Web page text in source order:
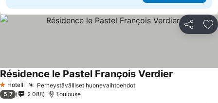
Jaa
1 Tähtiluokitus
Hotelli Perheystävälliset huonevaihtoehdot
Résidence le Pastel François Verdier
5,7 2 088 Toulouse